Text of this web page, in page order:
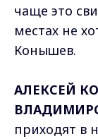
чаще это
местах не
Конышев.
АЛЕКСЕЙ
приходят в